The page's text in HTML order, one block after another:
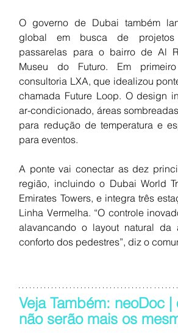
O governo de Dubai também
global em busca de projetos
passarelas para o bairro de Al
Museu do Futuro. Em
consultoria LXA, que idealizou
chamada Future Loop. O design
ar-condicionado, áreas
para redução de temperatura e
para eventos.
A ponte vai conectar as dez
região, incluindo o Dubai World
Emirates Towers, e integra três
Linha Vermelha. “O controle
alavancando o layout natural da
conforto dos pedestres”, diz o
Veja Também: neoDoc
não serão mais os